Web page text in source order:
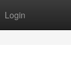
Login